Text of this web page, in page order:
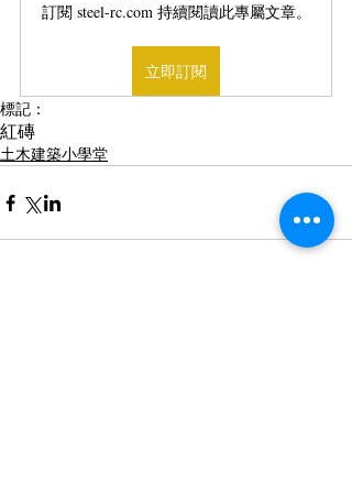
訂閱 steel-rc.com 持續閱讀此專屬文章。
立即訂閱
標記：
紅磚
土木建築小學堂